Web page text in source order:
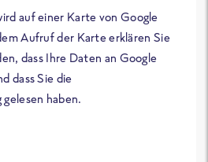
auf einer Karte von Google
Aufruf der Karte erklären Sie
dass Ihre Daten an Google
dass Sie die
haben.